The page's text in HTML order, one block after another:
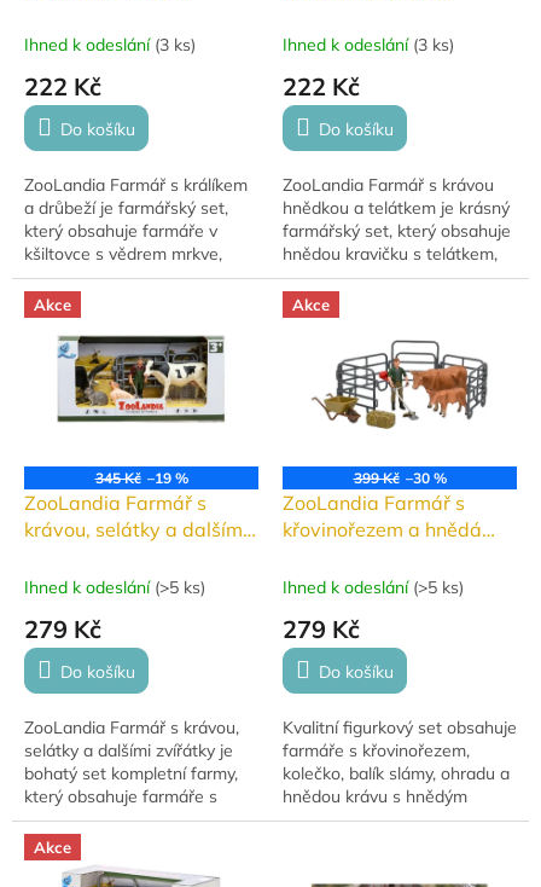
Ihned k odeslání (3 ks)
222 Kč
Do košíku
ZooLandia Farmář s králíkem
a drůbeží je farmářský set,
který obsahuje farmáře v
kšiltovce s vědrem mrkve,
šedého králíka, slepici, hus,
kačera, pytel sena a ohradník.
Výška...
Ihned k odeslání (3 ks)
222 Kč
Do košíku
ZooLandia Farmář s krávou
hnědkou a telátkem je krásný
farmářský set, který obsahuje
hnědou kravičku s telátkem,
farmáře držícího kolečko, žok
slámy a ohradník. Figurka
farmáře...
Akce
345 Kč –19 %
ZooLandia Farmář s
krávou, selátky a dalšími
Ihned k odeslání (>5 ks)
279 Kč
Do košíku
ZooLandia Farmář s krávou,
selátky a dalšími zvířátky je
bohatý set kompletní farmy,
který obsahuje farmáře s
vidlemi a kupkou sena, krávu
stračenu, zajíčka, orla
bělohlavého a...
Akce
399 Kč –30 %
ZooLandia Farmář s
křovinořezem a hnědá
Ihned k odeslání (>5 ks)
279 Kč
Do košíku
Kvalitní figurkový set obsahuje
farmáře s křovinořezem,
kolečko, balík slámy, ohradu a
hnědou krávu s hnědým
telátkem. Precizně
Akce